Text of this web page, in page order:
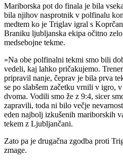
Mariborska pot do finala je bila
bila njihov nasprotnik v polfinalu
medtem ko je Triglav igral s
Braniku ljubljanska ekipa očitno
medsebojne tekme.
»Na obe polfinalni tekmi smo bili
vedeli, kaj lahko pričakujemo.
pripravil nanje, čeprav je bila prva
se po slabšem začetku vrnili v igro,
dvoma. Vodili smo že z 9:4, sicer
zapravili, toda ni bilo večje
eden najbolj izkušenih mariborskih
tekem z Ljubljančani.
Zato pa je drugačna zgodba proti
zmage.